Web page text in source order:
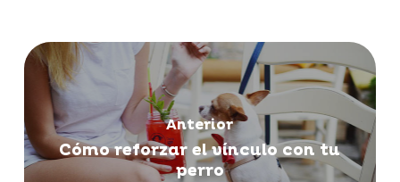
Anterior
Cómo reforzar el vínculo con tu
perro